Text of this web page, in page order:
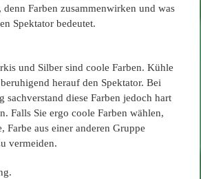
denn Farben zusammenwirken und was
Spektator bedeutet.
und Silber sind coole Farben. Kühle
herauf den Spektator. Bei
sachverstand diese Farben jedoch hart
Falls Sie ergo coole Farben wählen,
Farbe aus einer anderen Gruppe
vermeiden.